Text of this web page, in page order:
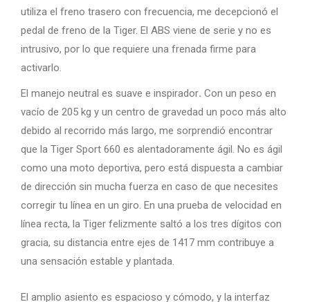
utiliza el freno trasero con frecuencia, me decepcionó el
pedal de freno de la Tiger. El ABS viene de serie y no es
intrusivo, por lo que requiere una frenada firme para
activarlo.
El manejo neutral es suave e inspirador. Con un peso en
vacío de 205 kg y un centro de gravedad un poco más alto
debido al recorrido más largo, me sorprendió encontrar
que la Tiger Sport 660 es alentadoramente ágil. No es ágil
como una moto deportiva, pero está dispuesta a cambiar
de dirección sin mucha fuerza en caso de que necesites
corregir tu línea en un giro. En una prueba de velocidad en
línea recta, la Tiger felizmente saltó a los tres dígitos con
gracia, su distancia entre ejes de 1417 mm contribuye a
una sensación estable y plantada.
El amplio asiento es espacioso y cómodo, y la interfaz